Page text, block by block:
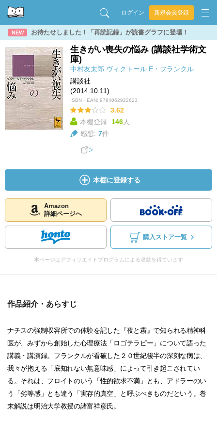
ログイン 新規会員登録
NEW お待たせしました！「再読記録」が読書グラフに登場！
生きがい喪失の悩み (講談社学術文
庫)
中村友太郎 ヴィクトール.E・フランクル
講談社
(2014.10.11)
ISBN・EAN: 9784062922623
3.62
本棚登録: 146人
感想: 7件
本棚に登録する
Amazon
詳細ページへ
購入ストア一覧
本ページはアフィリエイトプログラムによる収益を得ています
作品紹介・あらすじ
ナチスの強制収容所での体験を記した『夜と霧』で知られる精神科
医が、みずから創始した心理療法「ロゴテラピー」について語った
講義・講演録。フランクルが看破した２０世紀後半の深刻な病は、
我々が抱える「底知れない無意味感」によって引き起こされてい
る。それは、フロイトのいう「性的欲求不満」とも、アドラーのい
う「劣等感」とも違う「実存的真空」と呼ぶべきものだという。巻
末解説は明治大学教授の諸富祥彦氏。